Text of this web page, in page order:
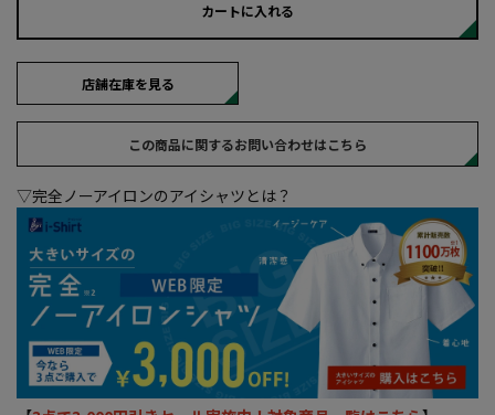
カートに入れる
店舗在庫を見る
この商品に関するお問い合わせはこちら
▽完全ノーアイロンのアイシャツとは？